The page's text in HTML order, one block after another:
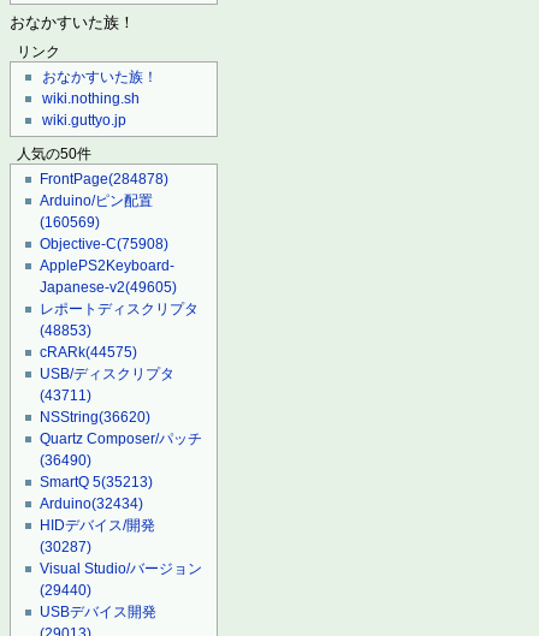
おなかすいた族！
リンク
おなかすいた族！
wiki.nothing.sh
wiki.guttyo.jp
人気の50件
FrontPage(284878)
Arduino/ピン配置
(160569)
Objective-C(75908)
ApplePS2Keyboard-
Japanese-v2(49605)
レポートディスクリプタ
(48853)
cRARk(44575)
USB/ディスクリプタ
(43711)
NSString(36620)
Quartz Composer/パッチ
(36490)
SmartQ 5(35213)
Arduino(32434)
HIDデバイス/開発
(30287)
Visual Studio/バージョン
(29440)
USBデバイス開発